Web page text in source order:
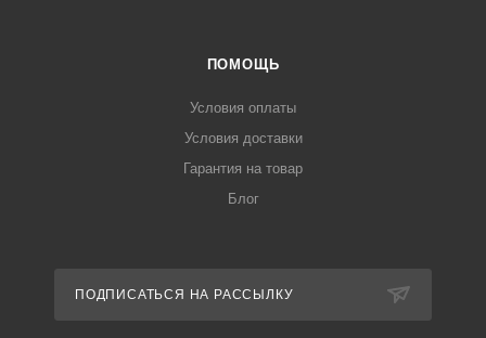
ПОМОЩЬ
Условия оплаты
Условия доставки
Гарантия на товар
Блог
ПОДПИСАТЬСЯ НА РАССЫЛКУ